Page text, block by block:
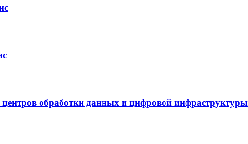
обработки данных и цифровой инфраструктуры